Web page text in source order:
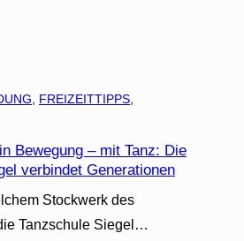
FREIZEITTIPPS
Bewegung – mit Tanz: Die
verbindet Generationen
Stockwerk des
Tanzschule Siegel…